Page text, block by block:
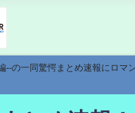
の一同驚愕まとめ速報にロマ